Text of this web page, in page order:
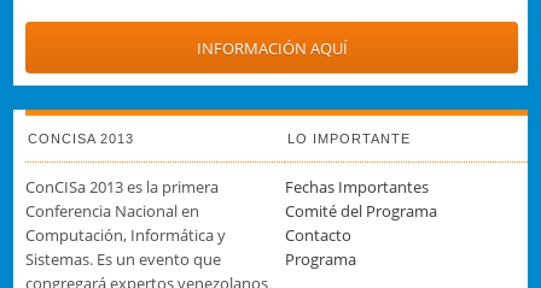
INFORMACIÓN AQUÍ
CONCISA 2013
ConCISa 2013 es la primera
Conferencia Nacional en
Computación, Informática y
Sistemas. Es un evento que
congregará expertos venezolanos
LO IMPORTANTE
Fechas Importantes
Comité del Programa
Contacto
Programa